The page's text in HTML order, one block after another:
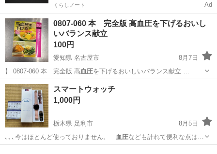
くらしノート Ad
0807-060 本 完全版 高血圧を下げるおいし
いバランス献立
100円
愛知県 名古屋市
8月7日
】 0807-060 本 完全版 高 血圧
愛知 名古屋市 医学、薬学、看護
スマートウォッチ
1,000円
栃木県 足利市
8月5日
､､､今はほとんど使っておりません。
血圧なども計れて便利な点は
多々あるかと思い…